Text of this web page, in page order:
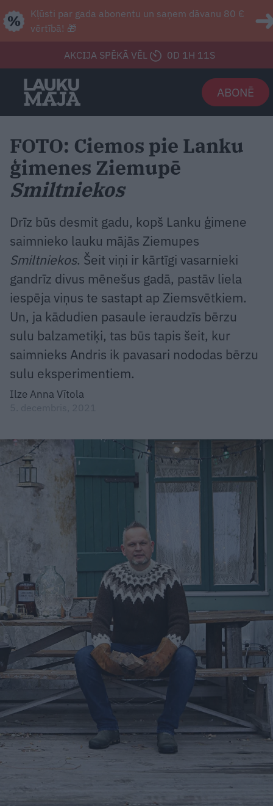
Kļūsti par gada abonentu un saņem dāvanu 80 €
vērtībā! 🎁
AKCIJA SPĒKĀ VĒL 0D 1H 9S
ABONĒ
FOTO: Ciemos pie Lanku
ģimenes Ziemupē
Smiltniekos
Drīz būs desmit gadu, kopš Lanku ģimene
saimnieko lauku mājās Ziemupes
Smiltniekos. Šeit viņi ir kārtīgi vasarnieki
gandrīz divus mēnešus gadā, pastāv liela
iespēja viņus te sastapt ap Ziemsvētkiem.
Un, ja kādudien pasaule ieraudzīs bērzu
sulu balzametiķi, tas būs tapis šeit, kur
saimnieks Andris ik pavasari nododas bērzu
sulu eksperimentiem.
Ilze Anna Vītola